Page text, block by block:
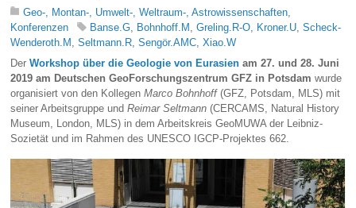
Geo-, Montan-, Umwelt-, Weltraum-, Astrowissenschaften,
Konferenzen
Banse.G, Bohnhoff.M ,Greling.R-O, Kroner.U,Scheck-
Wenderoth.M ,Seltmann.R,Sengör.AMC,Xiao.W
DerWorkshop über die Geologie von Eurasien am 27. und 28. Juni
2019 am Deutschen GeoForschungszentrum GFZ in Potsdam wurde
organisiert von den KollegenMarco Bohnhoff(GFZ, Potsdam, MLS) mit
seiner Arbeitsgruppe undReimar Seltmann (CERCAMS, Natural History
Museum, London, MLS) in dem Arbeitskreis GeoMUWA der Leibniz-
Sozietät und im Rahmen des UNESCO IGCP-Projektes 662.